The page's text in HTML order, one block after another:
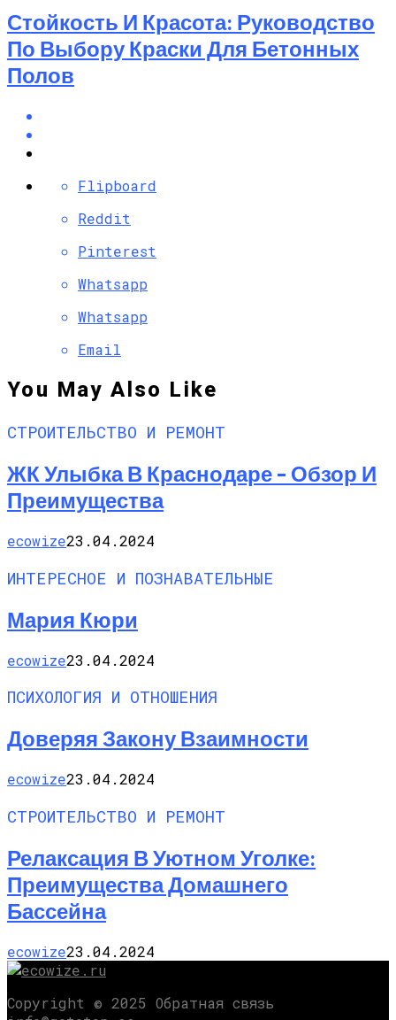
Стойкость И Красота: Руководство
По Выбору Краски Для Бетонных
Полов
Flipboard
Reddit
Pinterest
Whatsapp
Whatsapp
Email
You May Also Like
СТРОИТЕЛЬСТВО И РЕМОНТ
ЖК Улыбка В Краснодаре – Обзор И
Преимущества
ecowize23.04.2024
ИНТЕРЕСНОЕ И ПОЗНАВАТЕЛЬНЫЕ
Мария Кюри
ecowize23.04.2024
ПСИХОЛОГИЯ И ОТНОШЕНИЯ
Доверяя Закону Взаимности
ecowize23.04.2024
СТРОИТЕЛЬСТВО И РЕМОНТ
Релаксация В Уютном Уголке:
Преимущества Домашнего
Бассейна
ecowize23.04.2024
Copyright © 2025 Обратная связь